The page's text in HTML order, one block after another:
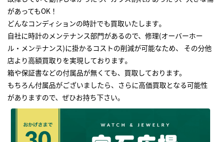
があってもOK！
どんなコンディションの時計でも買取いたします｡
自社に時計のメンテナンス部門があるので、修理(オーバーホー
ル・メンテナンス)に掛かるコストの削減が可能なため、 その分他
店より高額買取りを実現しております｡
箱や保証書などの付属品が無くても、買取しております。
もちろん付属品がございましたら、さらに高価買取となる可能性
がありますので、ぜひお持ち下さい｡